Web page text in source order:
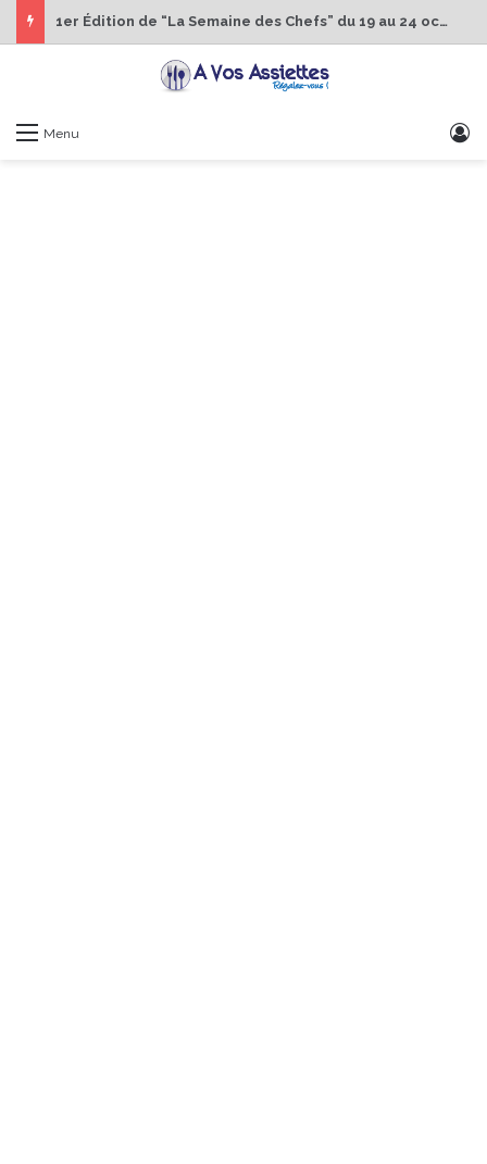
1er Édition de “La Semaine des Chefs” du 19 au 24 octobre 2026
Menu